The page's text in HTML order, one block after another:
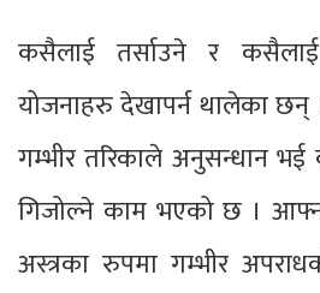
कसैलाई तर्साउने र
योजनाहरु देखापर्न थालेका छन्
गम्भीर तरिकाले अनुसन्धान भई
गिजोल्ने काम भएको छ ।
अस्त्रका रुपमा गम्भीर